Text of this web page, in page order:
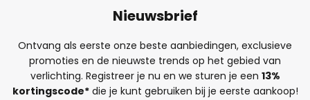
Nieuwsbrief
Ontvang als eerste onze beste aanbiedingen, exclusieve
promoties en de nieuwste trends op het gebied van
verlichting. Registreer je nu en we sturen je een 13%
kortingscode*die je kunt gebruiken bij je eerste aankoop!